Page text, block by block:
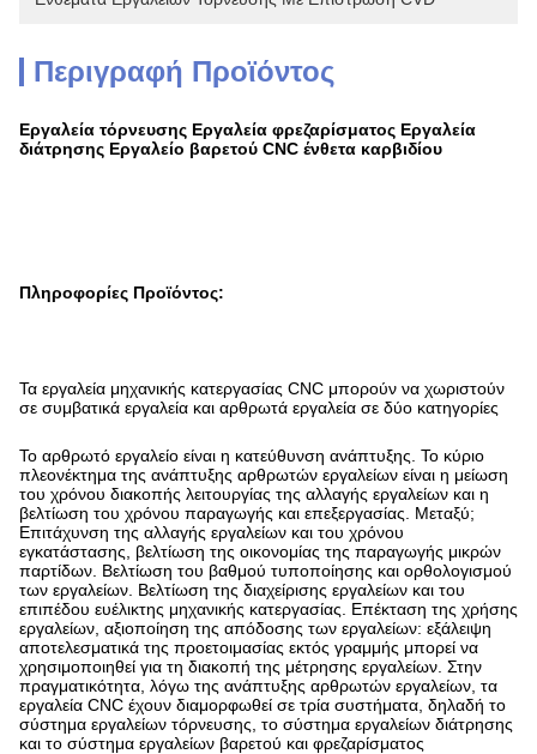
Περιγραφή Προϊόντος
Εργαλεία τόρνευσης Εργαλεία φρεζαρίσματος Εργαλεία
διάτρησης Εργαλείο βαρετού CNC ένθετα καρβιδίου
Πληροφορίες Προϊόντος:
Τα εργαλεία μηχανικής κατεργασίας CNC μπορούν να χωριστούν
σε συμβατικά εργαλεία και αρθρωτά εργαλεία σε δύο κατηγορίες
Το αρθρωτό εργαλείο είναι η κατεύθυνση ανάπτυξης. Το κύριο
πλεονέκτημα της ανάπτυξης αρθρωτών εργαλείων είναι η μείωση
του χρόνου διακοπής λειτουργίας της αλλαγής εργαλείων και η
βελτίωση του χρόνου παραγωγής και επεξεργασίας. Μεταξύ;
Επιτάχυνση της αλλαγής εργαλείων και του χρόνου
εγκατάστασης, βελτίωση της οικονομίας της παραγωγής μικρών
παρτίδων. Βελτίωση του βαθμού τυποποίησης και ορθολογισμού
των εργαλείων. Βελτίωση της διαχείρισης εργαλείων και του
επιπέδου ευέλικτης μηχανικής κατεργασίας. Επέκταση της χρήσης
εργαλείων, αξιοποίηση της απόδοσης των εργαλείων: εξάλειψη
αποτελεσματικά της προετοιμασίας εκτός γραμμής μπορεί να
χρησιμοποιηθεί για τη διακοπή της μέτρησης εργαλείων. Στην
πραγματικότητα, λόγω της ανάπτυξης αρθρωτών εργαλείων, τα
εργαλεία CNC έχουν διαμορφωθεί σε τρία συστήματα, δηλαδή το
σύστημα εργαλείων τόρνευσης, το σύστημα εργαλείων διάτρησης
και το σύστημα εργαλείων βαρετού και φρεζαρίσματος